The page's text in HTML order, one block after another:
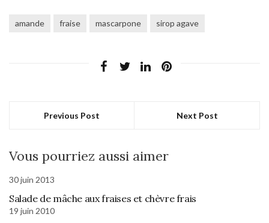
amande fraise mascarpone sirop agave
Previous Post Next Post
Vous pourriez aussi aimer
30 juin 2013
Salade de mâche aux fraises et chèvre frais
19 juin 2010